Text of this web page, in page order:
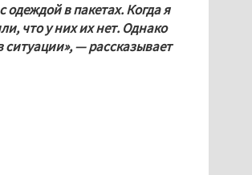
в пакетах. Когда я
что у них их нет. Однако
ситуации», — рассказывает